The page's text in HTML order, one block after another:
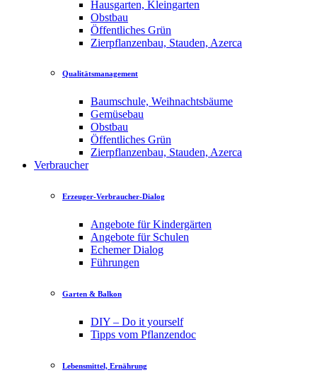
Hausgarten, Kleingarten
Obstbau
Öffentliches Grün
Zierpflanzenbau, Stauden, Azerca
Qualitätsmanagement
Baumschule, Weihnachtsbäume
Gemüsebau
Obstbau
Öffentliches Grün
Zierpflanzenbau, Stauden, Azerca
Verbraucher
Erzeuger-Verbraucher-Dialog
Angebote für Kindergärten
Angebote für Schulen
Echemer Dialog
Führungen
Garten & Balkon
DIY – Do it yourself
Tipps vom Pflanzendoc
Lebensmittel, Ernährung